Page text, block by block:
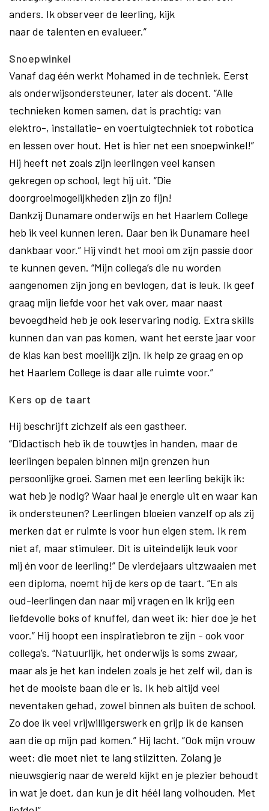
anders. Ik observeer de leerling, kijk
naar de talenten en evalueer.”
Snoepwinkel
Vanaf dag één werkt Mohamed in de techniek. Eerst
als onderwijsondersteuner, later als docent. “Alle
technieken komen samen, dat is prachtig: van
elektro-, installatie- en voertuigtechniek tot robotica
en lessen over hout. Het is hier net een snoepwinkel!”
Hij heeft net zoals zijn leerlingen veel kansen
gekregen op school, legt hij uit. “Die
doorgroeimogelijkheden zijn zo fijn!
Dankzij Dunamare onderwijs en het Haarlem College
heb ik veel kunnen leren. Daar ben ik Dunamare heel
dankbaar voor.” Hij vindt het mooi om zijn passie door
te kunnen geven. “Mijn collega’s die nu worden
aangenomen zijn jong en bevlogen, dat is leuk. Ik geef
graag mijn liefde voor het vak over, maar naast
bevoegdheid heb je ook leservaring nodig. Extra skills
kunnen dan van pas komen, want het eerste jaar voor
de klas kan best moeilijk zijn. Ik help ze graag en op
het Haarlem College is daar alle ruimte voor.”
Kers op de taart
Hij beschrijft zichzelf als een gastheer.
“Didactisch heb ik de touwtjes in handen, maar de
leerlingen bepalen binnen mijn grenzen hun
persoonlijke groei. Samen met een leerling bekijk ik:
wat heb je nodig? Waar haal je energie uit en waar kan
ik ondersteunen? Leerlingen bloeien vanzelf op als zij
merken dat er ruimte is voor hun eigen stem. Ik rem
niet af, maar stimuleer. Dit is uiteindelijk leuk voor
mij én voor de leerling!” De vierdejaars uitzwaaien met
een diploma, noemt hij de kers op de taart. “En als
oud-leerlingen dan naar mij vragen en ik krijg een
liefdevolle boks of knuffel, dan weet ik: hier doe je het
voor.” Hij hoopt een inspiratiebron te zijn - ook voor
collega’s. “Natuurlijk, het onderwijs is soms zwaar,
maar als je het kan indelen zoals je het zelf wil, dan is
het de mooiste baan die er is. Ik heb altijd veel
neventaken gehad, zowel binnen als buiten de school.
Zo doe ik veel vrijwilligerswerk en grijp ik de kansen
aan die op mijn pad komen.” Hij lacht. “Ook mijn vrouw
weet: die moet niet te lang stilzitten. Zolang je
nieuwsgierig naar de wereld kijkt en je plezier behoudt
in wat je doet, dan kun je dit héél lang volhouden. Met